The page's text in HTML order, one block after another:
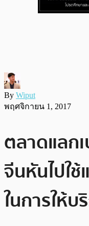
By Wiput
พฤศจิกายน 1, 2017
ตลาดแลก
จีนหันไปใ
ในการให้